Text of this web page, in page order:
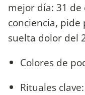
mejor día: 31
conciencia,
suelta dolor del
Colores de
Rituales